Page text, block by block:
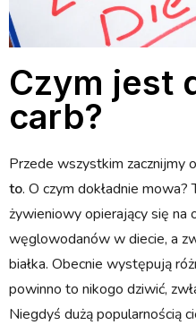
Czym jest
carb?
Przede wszystkim zacznijmy
to. O czym dokładnie
żywieniowy opierający się na
węglowodanów w diecie, a
białka. Obecnie występują
powinno to nikogo dziwić,
Niegdyś dużą popularnością